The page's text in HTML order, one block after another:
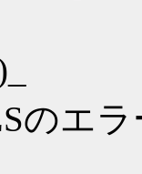
のエラ